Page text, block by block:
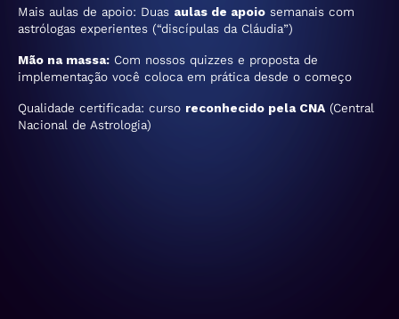
Mais aulas de apoio: Duas aulas de apoio semanais com
astrólogas experientes (“discípulas da Cláudia”)
Mão na massa: Com nossos quizzes e proposta de
implementação você coloca em prática desde o começo
Qualidade certificada: curso reconhecido pela CNA (Central
Nacional de Astrologia)